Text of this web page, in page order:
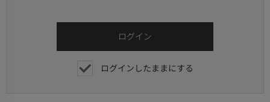
ログインしたままにする